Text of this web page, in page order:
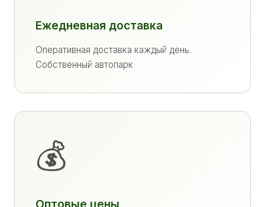
Ежедневная доставка
Оперативная доставка каждый день.
Собственный автопарк
💰
Оптовые цены